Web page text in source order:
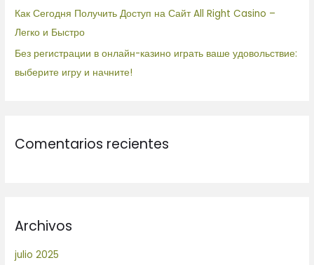
Как Сегодня Получить Доступ на Сайт All Right Casino –
Легко и Быстро
Без регистрации в онлайн-казино играть ваше удовольствие:
выберите игру и начните!
Comentarios recientes
Archivos
julio 2025